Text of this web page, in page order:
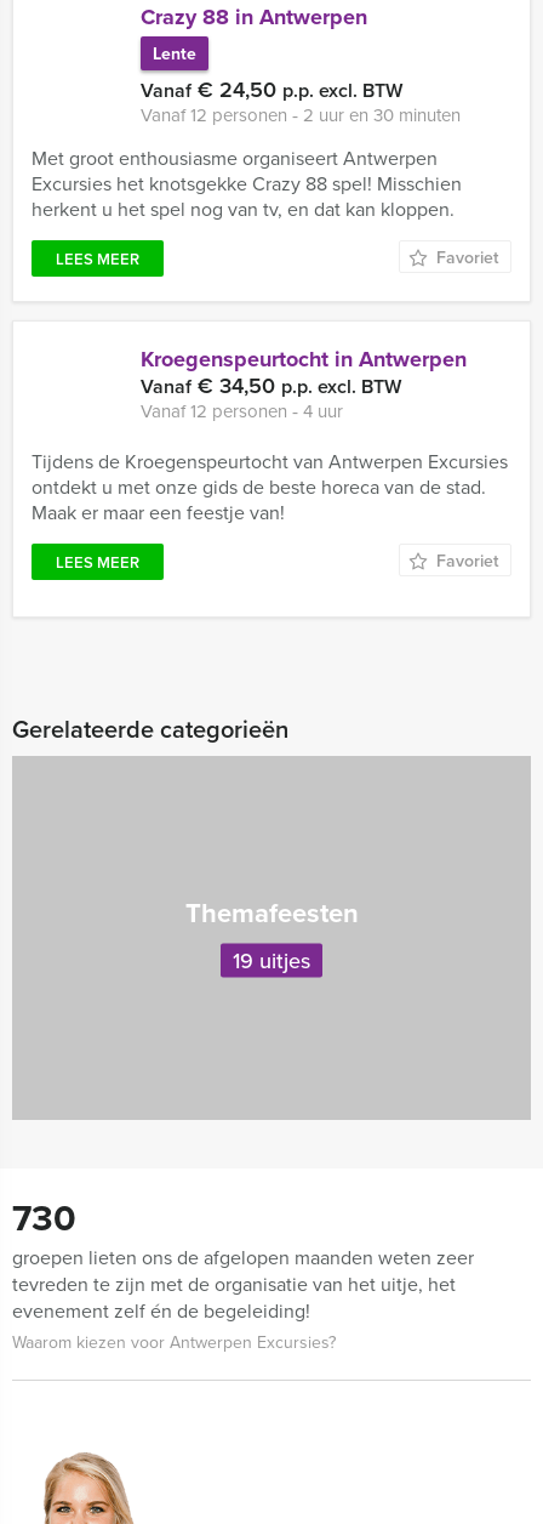
Crazy 88 in Antwerpen
Lente
Vanaf€ 24,50 p.p. excl. BTW
Vanaf 12 personen ‐ 2 uur en 30 minuten
Met groot enthousiasme organiseert Antwerpen
Excursies het knotsgekke Crazy 88 spel! Misschien
herkent u het spel nog van tv, en dat kan kloppen.
LEES MEER Favoriet
Kroegenspeurtocht in Antwerpen
Vanaf€ 34,50 p.p. excl. BTW
Vanaf 12 personen ‐ 4 uur
Tijdens de Kroegenspeurtocht van Antwerpen Excursies
ontdekt u met onze gids de beste horeca van de stad.
Maak er maar een feestje van!
LEES MEER Favoriet
Gerelateerde categorieën
Themafeesten
19 uitjes
730
groepen lieten ons de afgelopen maanden weten zeer
tevreden te zijn met de organisatie van het uitje, het
evenement zelf én de begeleiding!
Waarom kiezen voor Antwerpen Excursies?